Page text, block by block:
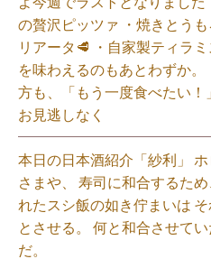
の贅沢ピッツァ ・焼きとう
リアータ🥩 ・自家製ティラ
を味わえるのもあとわずか。
方も、「もう一度食べたい
お見逃しなく⁡
本日の日本酒紹介「紗利」
さまや、 寿司に和合するた
れたスシ飯の如き佇まいは
とさせる。 何と和合させて
だ。⁡